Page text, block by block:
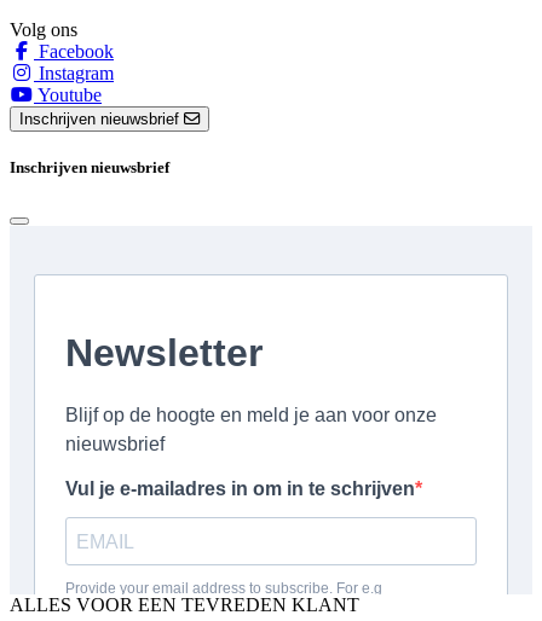
Volg ons
Facebook
Instagram
Youtube
Inschrijven nieuwsbrief
Inschrijven nieuwsbrief
ALLES VOOR EEN TEVREDEN KLANT